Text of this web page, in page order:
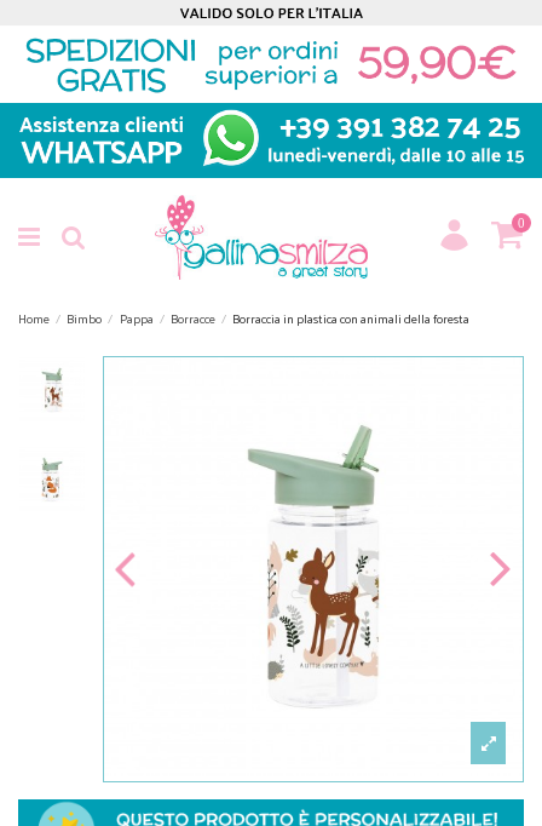
0
Home Bimbo Pappa Borracce Borraccia in plastica con animali della foresta